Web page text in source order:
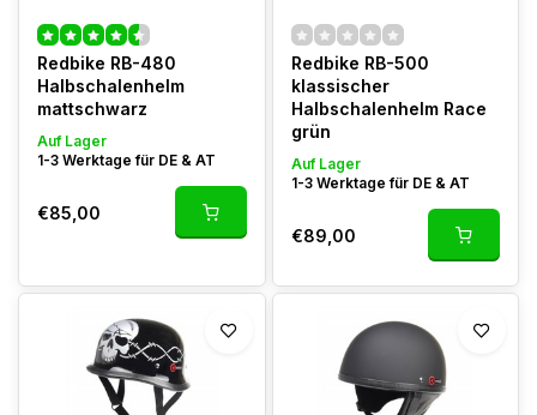
Redbike RB-480
Halbschalenhelm
mattschwarz
Auf Lager
1-3 Werktage für DE & AT
€85,00
Redbike RB-500
klassischer
Halbschalenhelm Race
grün
Auf Lager
1-3 Werktage für DE & AT
€89,00